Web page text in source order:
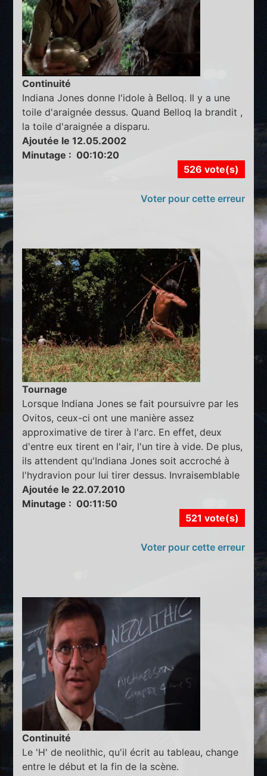
Continuité
Indiana Jones donne l'idole à Belloq. Il y a une
toile d'araignée dessus. Quand Belloq la brandit ,
la toile d'araignée a disparu.
Ajoutée le 12.05.2002
Minutage : 00:10:20
526 vote(s)
Voter pour cette erreur
Tournage
Lorsque Indiana Jones se fait poursuivre par les
Ovitos, ceux-ci ont une manière assez
approximative de tirer à l'arc. En effet, deux
d'entre eux tirent en l'air, l'un tire à vide. De plus,
ils attendent qu'Indiana Jones soit accroché à
l'hydravion pour lui tirer dessus. Invraisemblable
Ajoutée le 22.07.2010
Minutage : 00:11:50
521 vote(s)
Voter pour cette erreur
Continuité
Le 'H' de neolithic, qu'il écrit au tableau, change
entre le début et la fin de la scène.